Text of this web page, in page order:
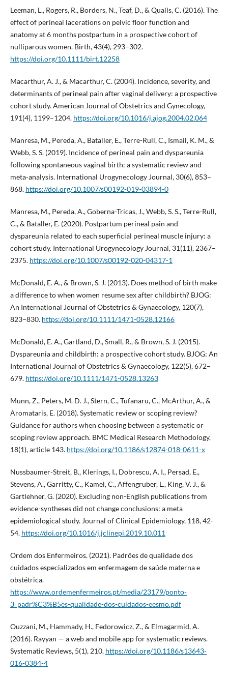
Leeman, L., Rogers, R., Borders, N., Teaf, D., & Qualls, C. (2016). The
effect of perineal lacerations on pelvic floor function and
anatomy at 6 months postpartum in a prospective cohort of
nulliparous women. Birth, 43(4), 293–302.
https://doi.org/10.1111/birt.12258
Macarthur, A. J., & Macarthur, C. (2004). Incidence, severity, and
determinants of perineal pain after vaginal delivery: a prospective
cohort study. American Journal of Obstetrics and Gynecology,
191(4), 1199–1204. https://doi.org/10.1016/j.ajog.2004.02.064
Manresa, M., Pereda, A., Bataller, E., Terre-Rull, C., Ismail, K. M., &
Webb, S. S. (2019). Incidence of perineal pain and dyspareunia
following spontaneous vaginal birth: a systematic review and
meta-analysis. International Urogynecology Journal, 30(6), 853–
868. https://doi.org/10.1007/s00192-019-03894-0
Manresa, M., Pereda, A., Goberna-Tricas, J., Webb, S. S., Terre-Rull,
C., & Bataller, E. (2020). Postpartum perineal pain and
dyspareunia related to each superficial perineal muscle injury: a
cohort study. International Urogynecology Journal, 31(11), 2367–
2375. https://doi.org/10.1007/s00192-020-04317-1
McDonald, E. A., & Brown, S. J. (2013). Does method of birth make
a difference to when women resume sex after childbirth? BJOG:
An International Journal of Obstetrics & Gynaecology, 120(7),
823–830. https://doi.org/10.1111/1471-0528.12166
McDonald, E. A., Gartland, D., Small, R., & Brown, S. J. (2015).
Dyspareunia and childbirth: a prospective cohort study. BJOG: An
International Journal of Obstetrics & Gynaecology, 122(5), 672–
679. https://doi.org/10.1111/1471-0528.13263
Munn, Z., Peters, M. D. J., Stern, C., Tufanaru, C., McArthur, A., &
Aromataris, E. (2018). Systematic review or scoping review?
Guidance for authors when choosing between a systematic or
scoping review approach. BMC Medical Research Methodology,
18(1), article 143. https://doi.org/10.1186/s12874-018-0611-x
Nussbaumer-Streit, B., Klerings, I., Dobrescu, A. I., Persad, E.,
Stevens, A., Garritty, C., Kamel, C., Affengruber, L., King, V. J., &
Gartlehner, G. (2020). Excluding non-English publications from
evidence-syntheses did not change conclusions: a meta
epidemiological study. Journal of Clinical Epidemiology, 118, 42-
54. https://doi.org/10.1016/j.jclinepi.2019.10.011
Ordem dos Enfermeiros. (2021). Padrões de qualidade dos
cuidados especializados em enfermagem de saúde materna e
obstétrica.
https://www.ordemenfermeiros.pt/media/23179/ponto-
3_padr%C3%B5es-qualidade-dos-cuidados-eesmo.pdf
Ouzzani, M., Hammady, H., Fedorowicz, Z., & Elmagarmid, A.
(2016). Rayyan — a web and mobile app for systematic reviews.
Systematic Reviews, 5(1), 210. https://doi.org/10.1186/s13643-
016-0384-4